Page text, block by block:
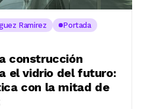
Ramirez
Portada
construcción
el vidrio del futuro:
con la mitad de